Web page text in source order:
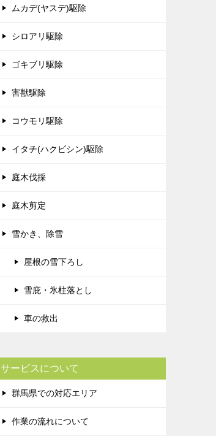
ムカデ(ヤスデ)駆除
シロアリ駆除
ゴキブリ駆除
害獣駆除
コウモリ駆除
イタチ(ハクビシン)駆除
庭木伐採
庭木剪定
雪かき、除雪
屋根の雪下ろし
雪庇・氷柱落とし
車の救出
サービスについて
群馬県での対応エリア
作業の流れについて